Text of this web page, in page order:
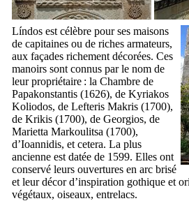
Líndos est célèbre pour ses maisons
de capitaines ou de riches armateurs,
aux façades richement décorées. Ces
manoirs sont connus par le nom de
leur propriétaire : la Chambre de
Papakonstantis (1626), de Kyriakos
Koliodos, de Lefteris Makris (1700),
de Krikis (1700), de Georgios, de
Marietta Markoulitsa (1700),
d’Ioannidis, et cetera. La plus
ancienne est datée de 1599. Elles ont
conservé leurs ouvertures en arc brisé
et leur décor d’inspiration gothique et
végétaux, oiseaux, entrelacs.